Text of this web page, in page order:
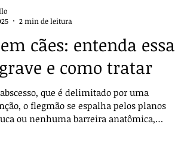
Biossegurança
cães: entenda essa
e como tratar
que é delimitado por uma
o flegmão se espalha pelos planos
ou nenhuma barreira anatômica,
2 min de leitura